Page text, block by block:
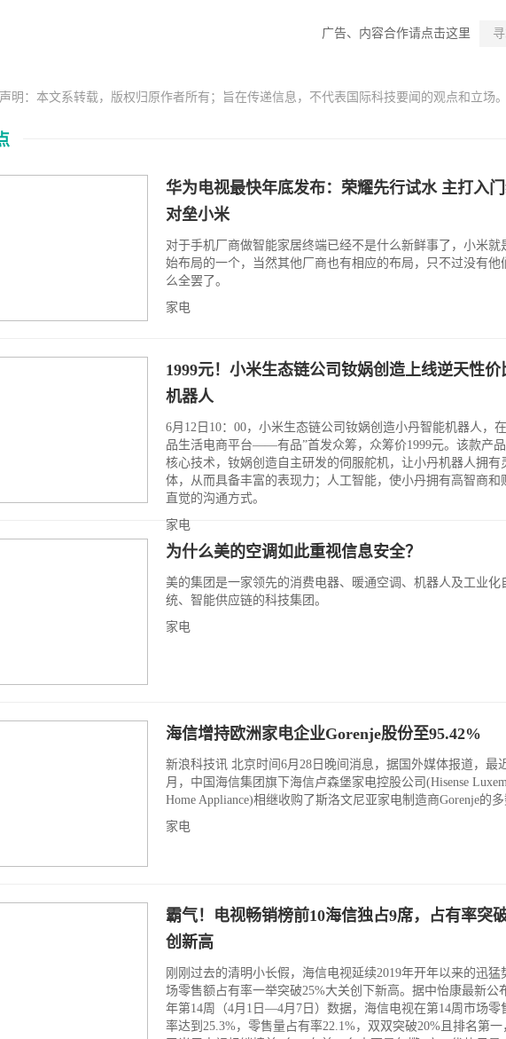
广告、内容合作请点击这里
明：本文系转载，版权归原作者所有；旨在传递信息，不代表国际科技要闻的观点和立场。
华为电视最快年底发布：荣耀先行试水 主打入
对垒小米
对于手机厂商做智能家居终端已经不是什么新鲜事了，小米就
始布局的一个，当然其他厂商也有相应的布局，只不过没有他
么全罢了。
家电
1999元！小米生态链公司钕娲创造上线逆天性价
机器人
6月12日10：00，小米生态链公司钕娲创造小丹智能机器人，
品生活电商平台——有品”首发众筹，众筹价1999元。该款产
核心技术，钕娲创造自主研发的伺服舵机，让小丹机器人拥有
体，从而具备丰富的表现力；人工智能，使小丹拥有高智商和
直觉的沟通方式。
家电
为什么美的空调如此重视信息安全？
美的集团是一家领先的消费电器、暖通空调、机器人及工业化
统、智能供应链的科技集团。
家电
海信增持欧洲家电企业Gorenje股份至95.42%
新浪科技讯 北京时间6月28日晚间消息，据国外媒体报道，最
月，中国海信集团旗下海信卢森堡家电控股公司(Hisense
Home Appliance)相继收购了斯洛文尼亚家电制造商Gorenje的多
家电
霸气！电视畅销榜前10海信独占9席，占有率突
创新高
刚刚过去的清明小长假，海信电视延续2019年开年以来的迅猛
场零售额占有率一举突破25%大关创下新高。据中怡康最新公
年第14周（4月1日—4月7日）数据，海信电视在第14周市场零
率达到25.3%，零售量占有率22.1%，双双突破20%且排名第一